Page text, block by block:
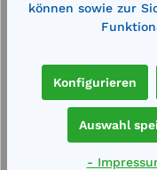
Beschreibung
Rechteckbehälter
Technische Daten
können sowie zur
Konfigurieren
Auswahl
-